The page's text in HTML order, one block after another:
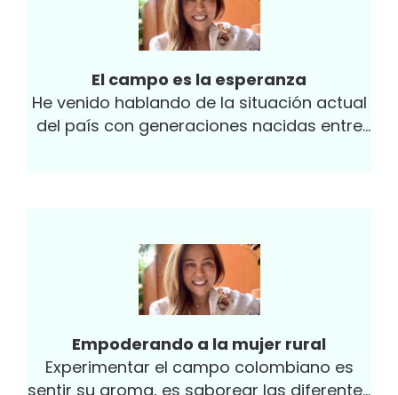
El campo es la esperanza
He venido hablando de la situación actual
del país con generaciones nacidas entre
Empoderando a la mujer rural
Experimentar el campo colombiano es
sentir su aroma, es saborear las diferentes